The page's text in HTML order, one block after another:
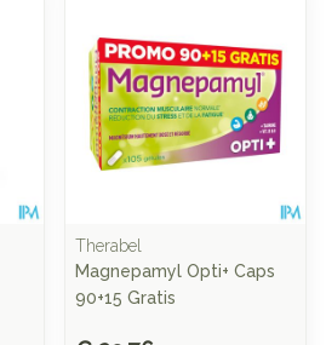
Therabel
Magnepamyl Opti+ Caps
90+15 Gratis